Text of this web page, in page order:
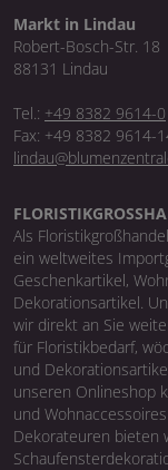
Markt in Lindau
Robert-Bosch-Str. 18
88131 Lindau
Tel.: +49 8382 9614-0
Fax: +49 8382 9614-
Als
ein weltweites
Geschenkartikel,
Dekorationsartikel.
wir direkt an Sie
für Floristikbedarf,
und
unseren Onlineshop
und
Dekorateuren bieten